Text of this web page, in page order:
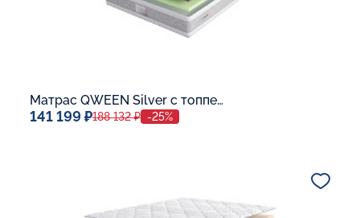
Матрас QWEEN Silver c топпером Memory 42
141 199 ₽188 132 ₽ -25%